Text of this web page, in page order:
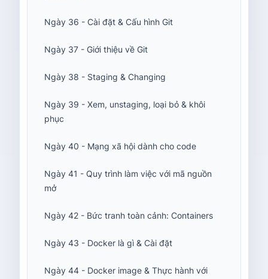
Ngày 36 - Cài đặt & Cấu hình Git
Ngày 37 - Giới thiệu về Git
Ngày 38 - Staging & Changing
Ngày 39 - Xem, unstaging, loại bỏ & khôi
phục
Ngày 40 - Mạng xã hội dành cho code
Ngày 41 - Quy trình làm việc với mã nguồn
mở
Ngày 42 - Bức tranh toàn cảnh: Containers
Ngày 43 - Docker là gì & Cài đặt
Ngày 44 - Docker image & Thực hành với